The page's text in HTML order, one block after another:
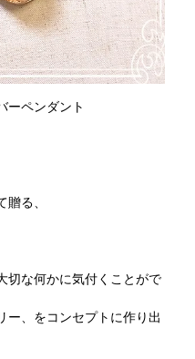
ーペンダント
る、
切な何かに気付くことがで
ー、をコンセプトに作り出